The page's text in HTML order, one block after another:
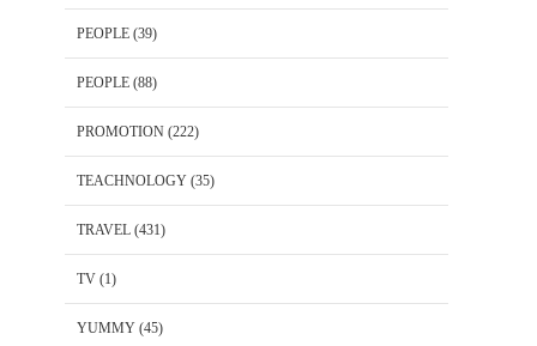
PEOPLE (39)
PEOPLE (88)
PROMOTION (222)
TEACHNOLOGY (35)
TRAVEL (431)
TV (1)
YUMMY (45)